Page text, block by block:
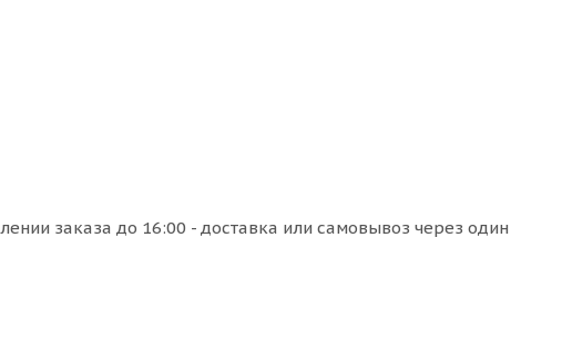
заказа до 16:00 - доставка или самовывоз через один